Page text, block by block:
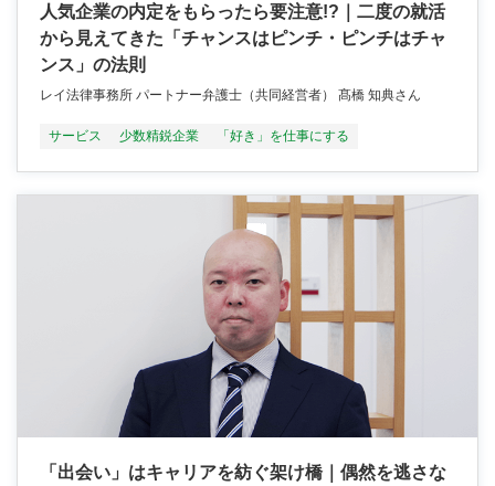
人気企業の内定をもらったら要注意!?｜二度の就活
から見えてきた「チャンスはピンチ・ピンチはチャ
ンス」の法則
レイ法律事務所 パートナー弁護士（共同経営者） 髙橋 知典さん
サービス 少数精鋭企業 「好き」を仕事にする
「出会い」はキャリアを紡ぐ架け橋｜偶然を逃さな